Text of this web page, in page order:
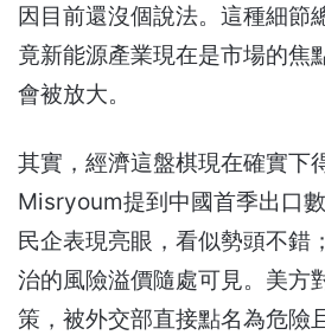
因目前還沒個說法。這種細節
竟新能源產業現在是市場的焦
會被放大。
其實，經濟這盤棋現在確實下
Misryoum提到中國首季出口數
民企表現亮眼，看似勢頭不錯
治的風險溢價隨處可見。美方
策，被外交部直接點名為危險